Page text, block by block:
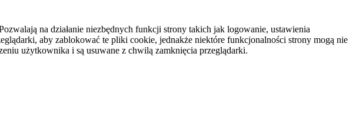
na działanie niezbędnych funkcji strony takich jak logowanie, ustawienia
aby zablokować te pliki cookie, jednakże niektóre funkcjonalności strony mogą nie
użytkownika i są usuwane z chwilą zamknięcia przeglądarki.